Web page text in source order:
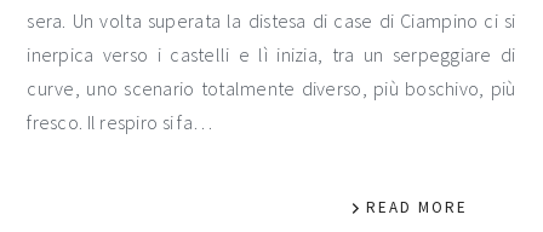
sera. Un volta superata la distesa di case di Ciampino ci si
inerpica verso i castelli e lì inizia, tra un serpeggiare di
curve, uno scenario totalmente diverso, più boschivo, più
fresco. Il respiro si fa…
READ MORE